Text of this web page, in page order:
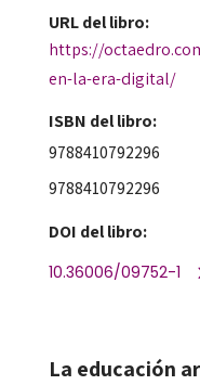
URL del libro:
https://
en-la-era-digital/
ISBN del libro:
9788410792296
9788410792296
DOI del libro:
10.36006/09752-1
La educación